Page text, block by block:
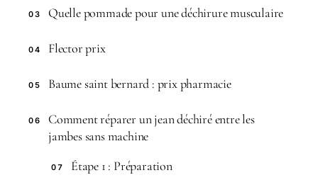
03 Quelle pommade pour une déchirure musculaire
04 Flector prix
05 Baume saint bernard : prix pharmacie
06
Comment réparer un jean déchiré entre les
jambes sans machine
07 Étape 1 : Préparation